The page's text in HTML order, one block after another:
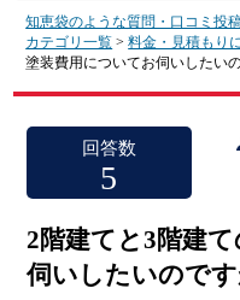
知恵袋のような質問・口コミ投
カテゴリ一覧 >料金・見積もり
塗装費用についてお伺いしたいの
回答数
5
2階建てと3階建
伺いしたいのです